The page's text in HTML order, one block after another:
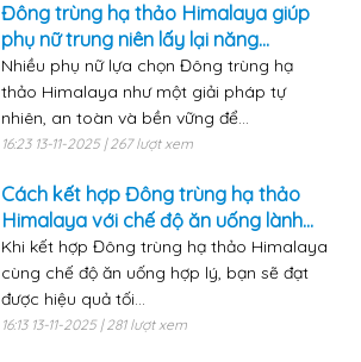
Đông trùng hạ thảo Himalaya giúp
phụ nữ trung niên lấy lại năng...
Nhiều phụ nữ lựa chọn Đông trùng hạ
thảo Himalaya như một giải pháp tự
nhiên, an toàn và bền vững để...
16:23 13-11-2025 | 267 lượt xem
Cách kết hợp Đông trùng hạ thảo
Himalaya với chế độ ăn uống lành...
Khi kết hợp Đông trùng hạ thảo Himalaya
cùng chế độ ăn uống hợp lý, bạn sẽ đạt
được hiệu quả tối...
16:13 13-11-2025 | 281 lượt xem